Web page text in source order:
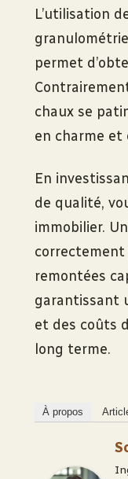
L’utilisation
permet
chaux se
en charme
En
de qualité,
immobilier.
remontées
garantissant
et des coûts
long terme.
À propos